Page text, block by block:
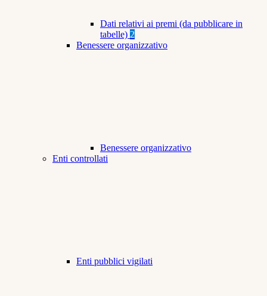
Dati relativi ai premi (da pubblicare in
tabelle) 2
Benessere organizzativo
Benessere organizzativo
Enti controllati
Enti pubblici vigilati